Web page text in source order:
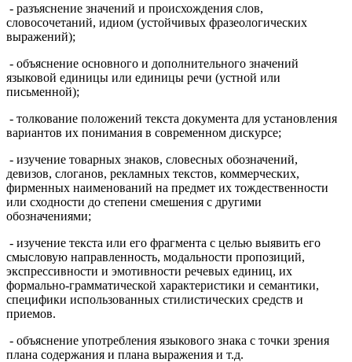
- разъяснение значений и происхождения слов,
словосочетаний, идиом (устойчивых фразеологических
выражений);
- объяснение основного и дополнительного значений
языковой единицы или единицы речи (устной или
письменной);
- толкование положений текста документа для установления
вариантов их понимания в современном дискурсе;
- изучение товарных знаков, словесных обозначений,
девизов, слоганов, рекламных текстов, коммерческих,
фирменных наименований на предмет их тождественности
или сходности до степени смешения с другими
обозначениями;
- изучение текста или его фрагмента с целью выявить его
смысловую направленность, модальности пропозиций,
экспрессивности и эмотивности речевых единиц, их
формально-грамматической характеристики и семантики,
специфики использованных стилистических средств и
приемов.
- объяснение употребления языкового знака с точки зрения
плана содержания и плана выражения и т.д.